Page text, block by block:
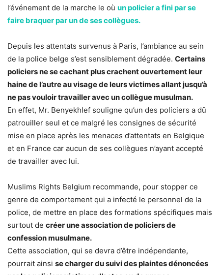
l’événement de la marche le où un policier a fini par se
faire braquer par un de ses collègues.
Depuis les attentats survenus à Paris, l’ambiance au sein
de la police belge s’est sensiblement dégradée. Certains
policiers ne se cachant plus crachent ouvertement leur
haine de l’autre au visage de leurs victimes allant jusqu’à
ne pas vouloir travailler avec un collègue musulman.
En effet, Mr. Benyekhlef souligne qu’un des policiers a dû
patrouiller seul et ce malgré les consignes de sécurité
mise en place après les menaces d’attentats en Belgique
et en France car aucun de ses collègues n’ayant accepté
de travailler avec lui.
Muslims Rights Belgium recommande, pour stopper ce
genre de comportement qui a infecté le personnel de la
police, de mettre en place des formations spécifiques mais
surtout de créer une association de policiers de
confession musulmane.
Cette association, qui se devra d’être indépendante,
pourrait ainsi se charger du suivi des plaintes dénoncées